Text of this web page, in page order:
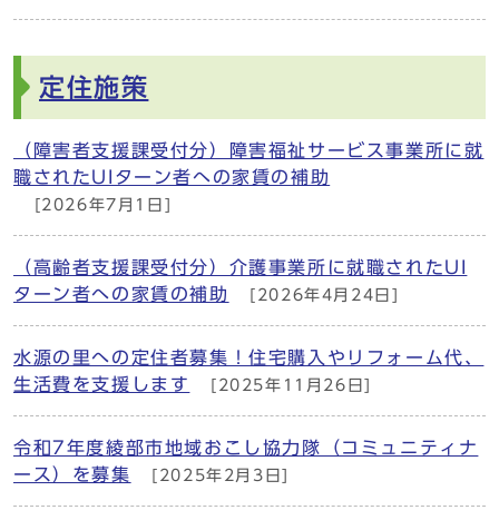
定住施策
（障害者支援課受付分）障害福祉サービス事業所に就
職されたUIターン者への家賃の補助
[2026年7月1日]
（高齢者支援課受付分）介護事業所に就職されたUI
ターン者への家賃の補助
[2026年4月24日]
水源の里への定住者募集！住宅購入やリフォーム代、
生活費を支援します
[2025年11月26日]
令和7年度綾部市地域おこし協力隊（コミュニティナ
ース）を募集
[2025年2月3日]